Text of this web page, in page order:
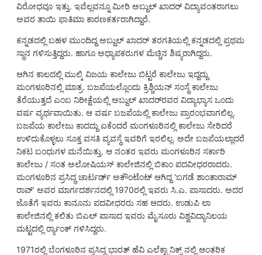
ವಿರೋಧವೂ ಇತ್ತು. ಇವೆಲ್ಲವನ್ನೂ ಮೀರಿ ಅಬ್ದುಲ್ ಖಾದರ್ ವಿದ್ಯಾವಂತರಾಗಲು
ಅವರ ತಾಯಿ ಫಾತಿಮಾ ಕಾರಣಕರ್ತರಾಗಿದ್ದಾರೆ.
ಕನ್ನಡದಲ್ಲಿ ಬಹಳ ಮುಂದಿದ್ದ ಅಬ್ದುಲ್ ಖಾದರ್ ತರಗತಿಯಲ್ಲಿ ಕನ್ನಡದಲ್ಲಿ ಪ್ರಥಮ
ಸ್ಥಾನ ಗಳಿಸುತ್ತಿದ್ದರು. ಹಾಗೂ ಅಧ್ಯಾಪಕರುಗಳ ಮೆಚ್ಚಿನ ಶಿಷ್ಯರಾಗಿದ್ದರು.
ಆಗಿನ ಕಾಲದಲ್ಲಿ ಮುಲ್ಕಿ ವಿಜಯ ಕಾಲೇಜು ಬಿಟ್ಟರೆ ಕಾಲೇಜು ಇದ್ದದ್ದು
ಮಂಗಳೂರಿನಲ್ಲಿ ಮಾತ್ರ. ಬಜಪೆಯಲ್ಲೊಂದು ಕ್ರಿಶ್ಚಿಯನ್ ಸಂಸ್ಥೆ ಕಾಲೇಜು
ತೆರೆಯುತ್ತದೆ ಎಂಬ ನಿರೀಕ್ಷೆಯಲ್ಲಿ ಅಬ್ದುಲ್ ಖಾದರ್‌ರವರ ವಿದ್ಯಾಭ್ಯಾಸ ಒಂದು
ವರ್ಷ ವ್ಯರ್ಥವಾಯಿತು. ಆ ವರ್ಷ ಬಜಪೆಯಲ್ಲಿ ಕಾಲೇಜು ಪ್ರಾರಂಭವಾಗಲಿಲ್ಲ.
ಬಜಪೆಯ ಕಾಲೇಜು ಕಾದದ್ದು ಏಕೆಂದರೆ ಮಂಗಳೂರಿನಲ್ಲಿ ಕಾಲೇಜು ಸೇರಿದರೆ
ಉಳಿದುಕೊಳ್ಳಲು ಸೂಕ್ತ ವಸತಿ ವ್ಯವಸ್ಥೆ ಇವರಿಗೆ ಇರಲಿಲ್ಲ. ಅದೇ ಬಜಪೆಯಲ್ಲಾದರೆ
ನಿಕಟ ಬಂಧುಗಳ ಮನೆಯಿತ್ತು. ಆ ನಂತರ ಇವರು ಮಂಗಳೂರಿನ ಸರ್ಕಾರಿ
ಕಾಲೇಜು / ಸಂತ ಅಲೋಷಿಯಸ್ ಕಾಲೇಜಿನಲ್ಲಿ ಬಿಕಾಂ ಪದವೀಧರರಾದರು.
ಮಂಗಳೂರಿನ ಪ್ರಸಿದ್ಧ ಚಾರ್ಟರ್ಡ್ ಅಕೌಂಟೆಂಟ್ ಆಗಿದ್ದ ‘ಬಗಡೆ ಶಾಂತಾರಾಮ್
ರಾವ್’ ಅವರ ಮಾರ್ಗದರ್ಶನದಲ್ಲಿ 1970ರಲ್ಲಿ ಇವರು ಸಿ.ಎ. ಪಾಸಾದರು. ಅದರ
ಜೊತೆಗೆ ಇವರು ಕಾನೂನು ಪದವೀಧರರು ಸಹ ಆದರು. ಉಡುಪಿ ಲಾ
ಕಾಲೇಜಿನಲ್ಲಿ ಕಲಿತು ಬಿಎಲ್ ಪಾಸಾದ ಇವರು ಮೈಸೂರು ವಿಶ್ವವಿದ್ಯಾನಿಲಯ
ಮಟ್ಟದಲ್ಲಿ ರ್ರ್ಯಾಂಕ್ ಗಳಿಸಿದ್ದರು.
1971ರಲ್ಲಿ ಬೆಂಗಳೂರಿನ ಪ್ರಸಿದ್ಧ ಭಾರತ್ ಹೆವಿ ಎಲೆಕ್ಟ್ರಾನಿಕ್ಸ್ ನಲ್ಲಿ ಆಂತರಿಕ